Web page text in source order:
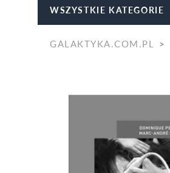
WSZYSTKIE KATEGORIE
GALAKTYKA.COM.PL